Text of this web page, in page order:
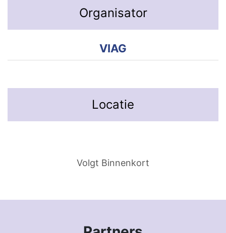
Organisator
VIAG
Locatie
Volgt Binnenkort